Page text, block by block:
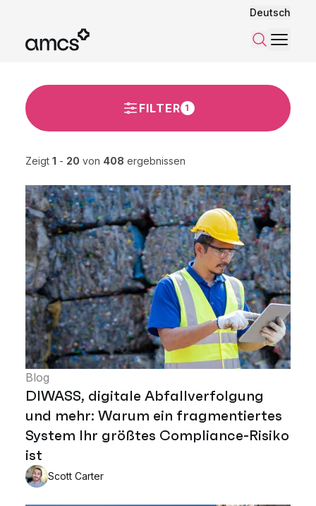
Deutsch
Suchen
Menü
FILTER 1
Zeigt 1 - 20 von 408 ergebnissen
Blog
DIWASS, digitale Abfallverfolgung
und mehr: Warum ein fragmentiertes
System Ihr größtes Compliance-Risiko
ist
Scott Carter